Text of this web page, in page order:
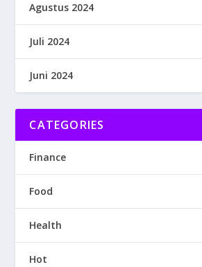
Agustus 2024
Juli 2024
Juni 2024
CATEGORIES
Finance
Food
Health
Hot